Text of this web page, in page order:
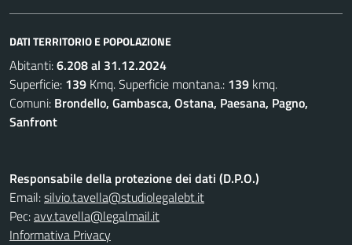
DATI TERRITORIO E POPOLAZIONE
Abitanti:6.208 al 31.12.2024
Superficie: 139 Kmq. Superficie montana.: 139 kmq.
Comuni: Brondello, Gambasca, Ostana, Paesana, Pagno,
Sanfront
Responsabile della protezione dei dati (D.P.O.)
Email:silvio.tavella@studiolegalebt.it
Pec:avv.tavella@legalmail.it
Informativa Privacy